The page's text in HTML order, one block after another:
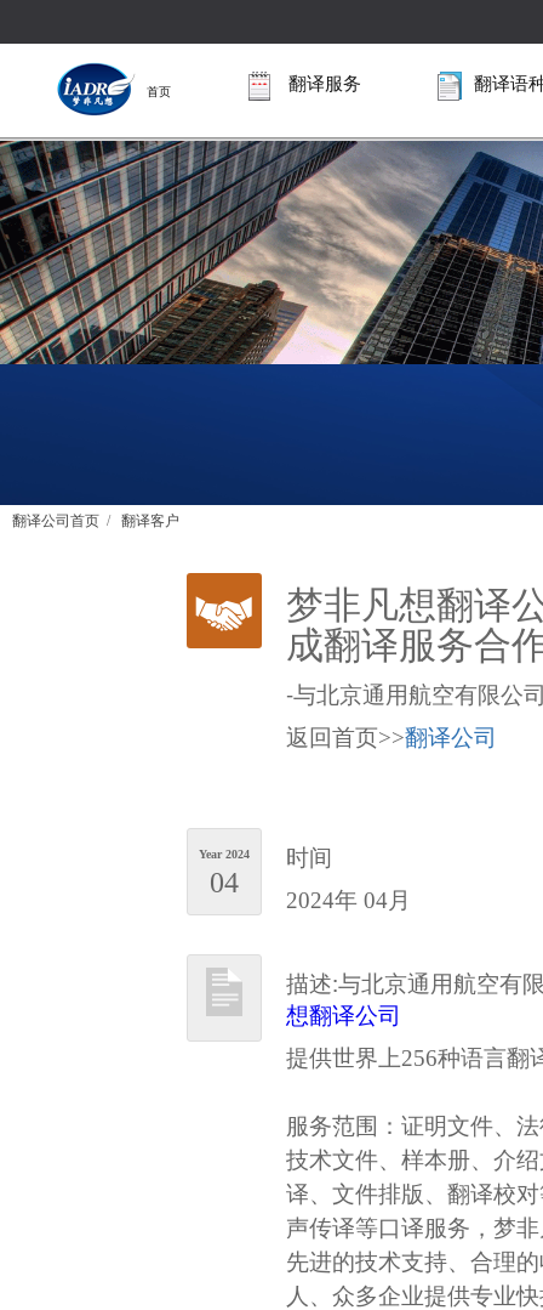
首页 翻译服务 翻译语
翻译公司首页 / 翻译客户
梦非凡想翻译
成翻译服务合
-与北京通用航空有限公
返回首页>>翻译公司
Year 2024
04
时间
2024年 04月
描述:与北京通用航空有
想翻译公司
提供世界上256种语言翻
服务范围：证明文件、
技术文件、样本册、介
译、文件排版、翻译校
声传译等口译服务，梦
先进的技术支持、合理
人、众多企业提供专业